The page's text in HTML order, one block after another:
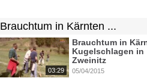
Brauchtum in Kärnten ...
03:29
Brauchtum in
Kugelschlagen in
Zweinitz
05/04/2015